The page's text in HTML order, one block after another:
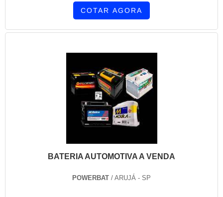
COTAR AGORA
BATERIA AUTOMOTIVA A VENDA
POWERBAT / ARUJÁ - SP